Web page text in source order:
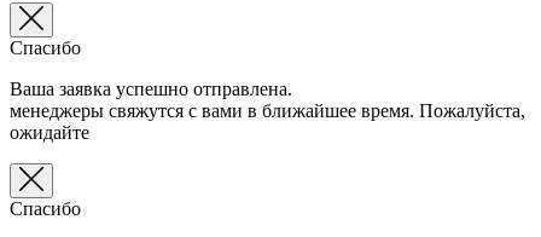
Спасибо
Ваша заявка успешно отправлена.
менеджеры свяжутся с вами в ближайшее время. Пожалуйста,
ожидайте
Спасибо